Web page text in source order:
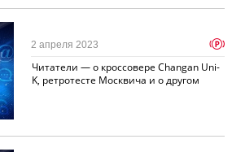
Читатели — о кроссовере Changan Uni-
K, ретротесте Москвича и о другом
2 апреля 2023 p